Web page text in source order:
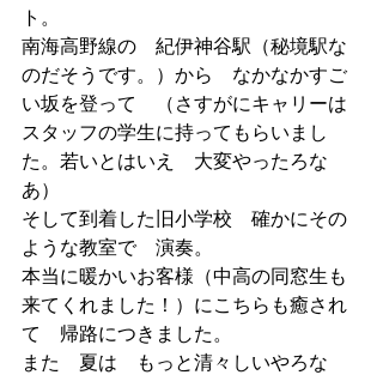
ト。
南海高野線の　紀伊神谷駅（秘境駅な
のだそうです。）から　なかなかすご
い坂を登って　（さすがにキャリーは
スタッフの学生に持ってもらいまし
た。若いとはいえ　大変やったろな
あ）
そして到着した旧小学校　確かにその
ような教室で　演奏。
本当に暖かいお客様（中高の同窓生も
来てくれました！）にこちらも癒され
て　帰路につきました。
また　夏は　もっと清々しいやろな